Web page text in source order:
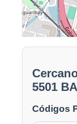
5501
Códigos